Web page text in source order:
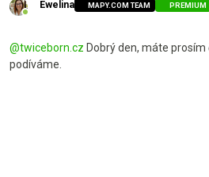
Ewelina MAPY.COM TEAM PREMIUM
@twiceborn.cz Dobrý den, máte prosím
podíváme.